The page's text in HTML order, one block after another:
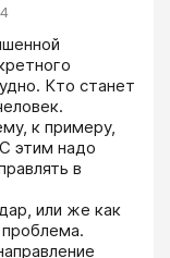
Кто станет
к примеру,
этим надо
в
или же как